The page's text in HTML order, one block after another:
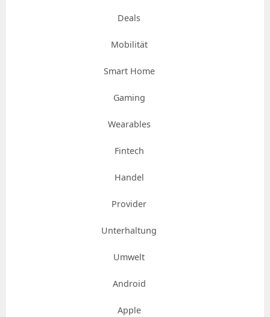
Deals
Mobilität
Smart Home
Gaming
Wearables
Fintech
Handel
Provider
Unterhaltung
Umwelt
Android
Apple